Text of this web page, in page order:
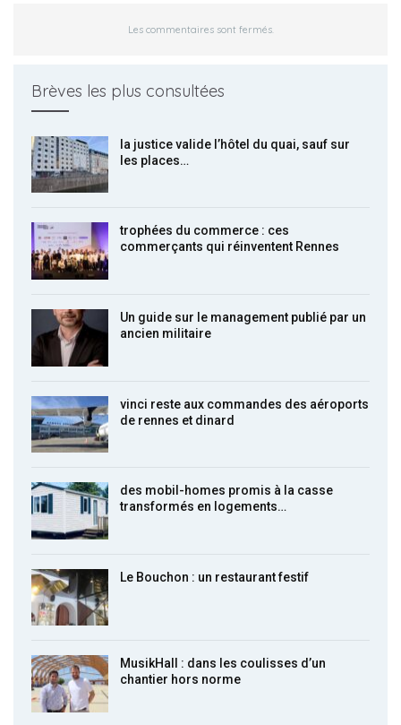
Les commentaires sont fermés.
Brèves les plus consultées
la justice valide l’hôtel du quai, sauf sur
les places…
trophées du commerce : ces
commerçants qui réinventent Rennes
Un guide sur le management publié par un
ancien militaire
vinci reste aux commandes des aéroports
de rennes et dinard
des mobil-homes promis à la casse
transformés en logements…
Le Bouchon : un restaurant festif
MusikHall : dans les coulisses d’un
chantier hors norme